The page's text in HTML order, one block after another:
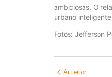
ambiciosas. O
urbano
Fotos: Jefferson
Anterior